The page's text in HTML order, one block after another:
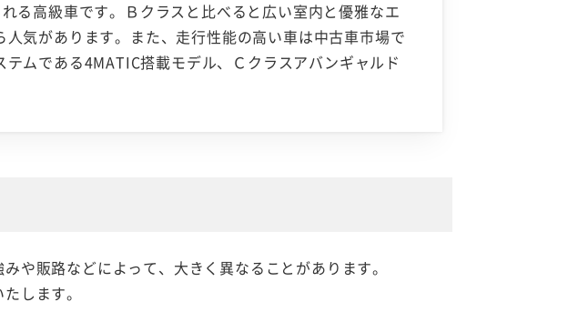
る高級車です。Ｂクラスと比べると広い室内と優雅なエ
気があります。また、走行性能の高い車は中古車市場で
ムである4MATIC搭載モデル、Ｃクラスアバンギャルド
や販路などによって、大きく異なることがあります。
します。